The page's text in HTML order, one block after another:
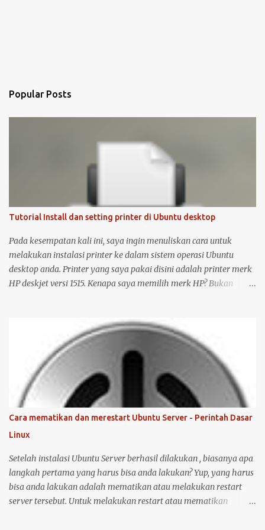
Popular Posts
Tutorial Install dan setting printer di Ubuntu desktop
Pada kesempatan kali ini, saya ingin menuliskan cara untuk
melakukan instalasi printer ke dalam sistem operasi Ubuntu
desktop anda. Printer yang saya pakai disini adalah printer merk
HP deskjet versi 1515. Kenapa saya memilih merk HP? Bukan
open source seperti Ubuntu . Langsung saja saya mulai langkah-
langkah untuk instalasi printer HP 1515 di Ubuntu desktop . Cara
ini bisa juga digunakan untuk merk printer lainnya, hanya saja
saya tidak bisa menjamin ketersediaan driver untuk sistem
operasi Linux ( Ubuntu ). Oh iya, saran saya, saat melakukan
instalasi dan setting printer, lebih baik komputer Ubuntu anda
terkoneksi dengan internet, berikut langkah-langkahnya: Colokin
keduanya. Kemudian klik logo unity di pojok kiri atas, kemudian
ketik printer, untuk masuk ke menu setting pr...
Cara mematikan dan merestart Ubuntu Server - Perintah Dasar
Linux
Setelah instalasi Ubuntu Server berhasil dilakukan , biasanya apa
langkah pertama yang harus bisa anda lakukan? Yup, yang harus
bisa anda lakukan adalah mematikan atau melakukan restart
server tersebut. Untuk melakukan restart atau mematikan